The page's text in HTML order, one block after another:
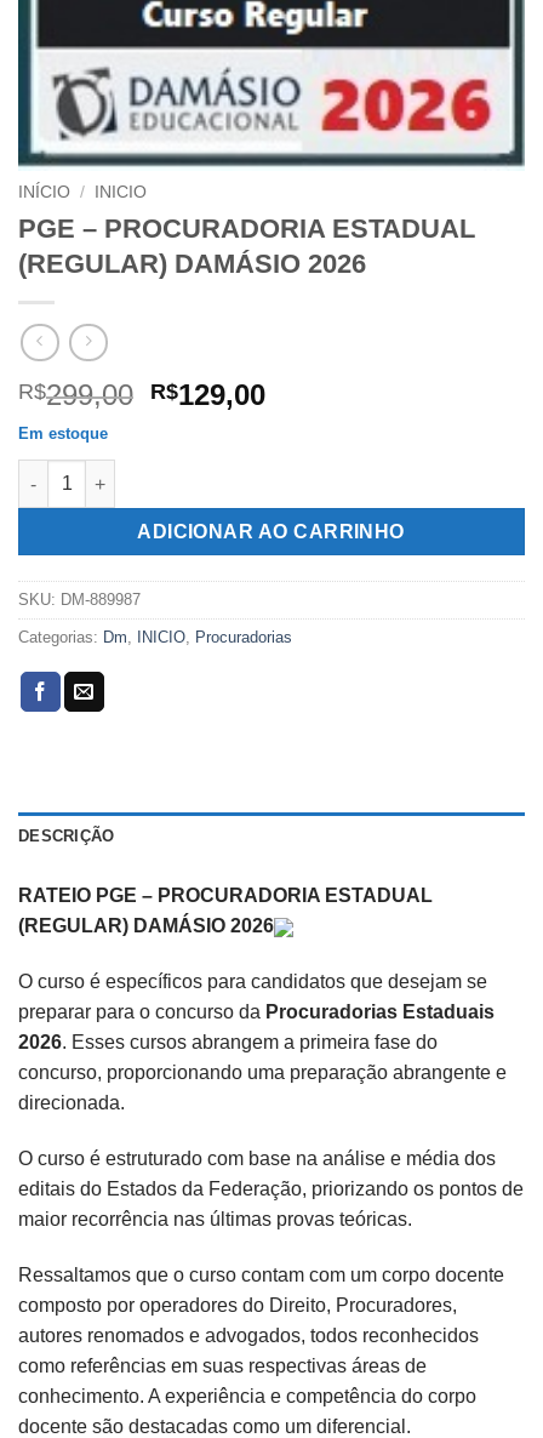
INÍCIO / INICIO
PGE – PROCURADORIA ESTADUAL
(REGULAR) DAMÁSIO 2026
R$299,00 O
R$299,00.
R$129,00O
R$129,00.
Em estoque
PGE - PROCURADORIA ESTADUAL (REGULAR) DAMÁSIO
ADICIONAR AO CARRINHO
SKU: DM-889987
Categorias: Dm, INICIO, Procuradorias
DESCRIÇÃO
RATEIO PGE – PROCURADORIA ESTADUAL
(REGULAR) DAMÁSIO 2026
O curso é específicos para candidatos que desejam se
preparar para o concurso da Procuradorias Estaduais
2026. Esses cursos abrangem a primeira fase do
concurso, proporcionando uma preparação abrangente e
direcionada.
O curso é estruturado com base na análise e média dos
editais do Estados da Federação, priorizando os pontos de
maior recorrência nas últimas provas teóricas.
Ressaltamos que o curso contam com um corpo docente
composto por operadores do Direito, Procuradores,
autores renomados e advogados, todos reconhecidos
como referências em suas respectivas áreas de
conhecimento. A experiência e competência do corpo
docente são destacadas como um diferencial.